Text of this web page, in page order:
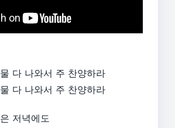
다 나와서 주 찬양하라
다 나와서 주 찬양하라
저녁에도